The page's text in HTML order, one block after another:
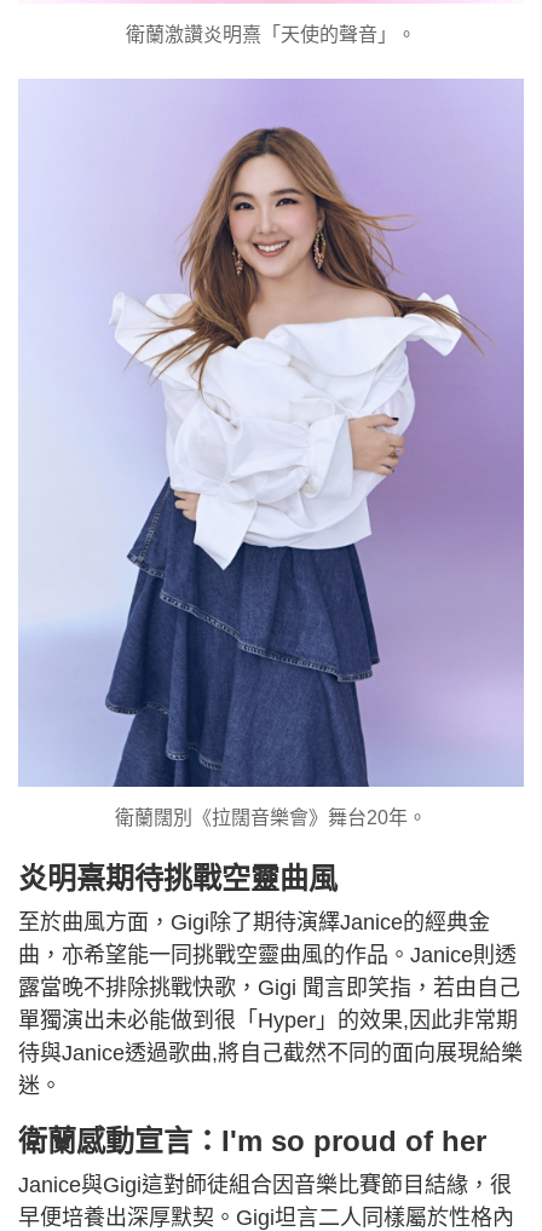
衛蘭激讚炎明熹「天使的聲音」。
衛蘭闊別《拉闊音樂會》舞台20年。
炎明熹期待挑戰空靈曲風
至於曲風方面，Gigi除了期待演繹Janice的經典金
曲，亦希望能一同挑戰空靈曲風的作品。Janice則透
露當晚不排除挑戰快歌，Gigi 聞言即笑指，若由自己
單獨演出未必能做到很「Hyper」的效果,因此非常期
待與Janice透過歌曲,將自己截然不同的面向展現給樂
迷。
衛蘭感動宣言：I'm so proud of her
Janice與Gigi這對師徒組合因音樂比賽節目結緣，很
早便培養出深厚默契。Gigi坦言二人同樣屬於性格內